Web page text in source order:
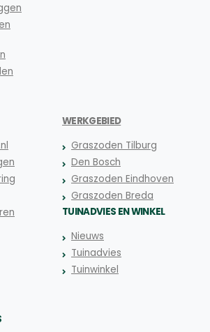
WERKGEBIED
Graszoden Tilburg
Den Bosch
Graszoden Eindhoven
Graszoden Breda
TUINADVIES EN WINKEL
Nieuws
Tuinadvies
Tuinwinkel